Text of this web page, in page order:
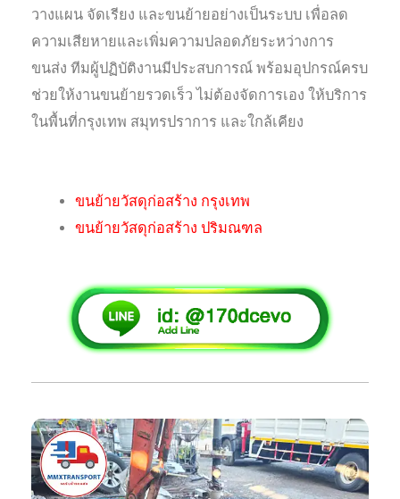
วางแผน จัดเรียง และขนย้ายอย่างเป็นระบบ เพื่อลด
ความเสียหายและเพิ่มความปลอดภัยระหว่างการ
ขนส่ง ทีมผู้ปฏิบัติงานมีประสบการณ์ พร้อมอุปกรณ์ครบ
ช่วยให้งานขนย้ายรวดเร็ว ไม่ต้องจัดการเอง ให้บริการ
ในพื้นที่กรุงเทพ สมุทรปราการ และใกล้เคียง
ขนย้ายวัสดุก่อสร้าง กรุงเทพ
ขนย้ายวัสดุก่อสร้าง ปริมณฑล